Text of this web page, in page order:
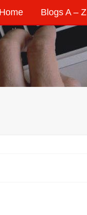
Home Blogs A – Z